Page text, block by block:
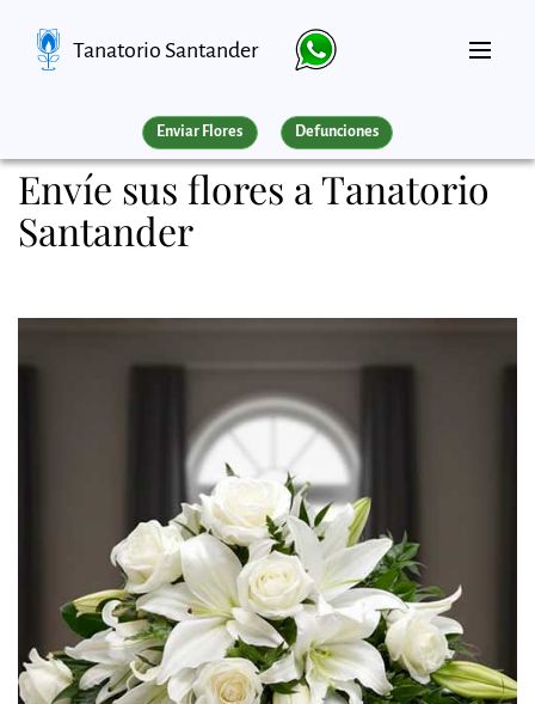
Tanatorio Santander
Enviar Flores Defunciones
Envíe sus flores a Tanatorio
Santander